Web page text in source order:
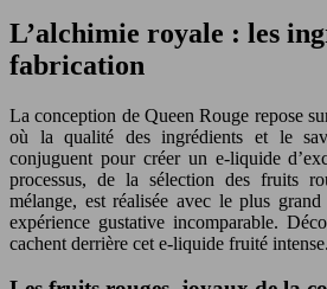
L’alchimie royale : les
fabrication
La conception de Queen Rouge repose
où la qualité des ingrédients et le
conjuguent pour créer un e-liquide
processus, de la sélection des fruits
mélange, est réalisée avec le plus
expérience gustative incomparable.
cachent derrière cet e-liquide fruité intense.